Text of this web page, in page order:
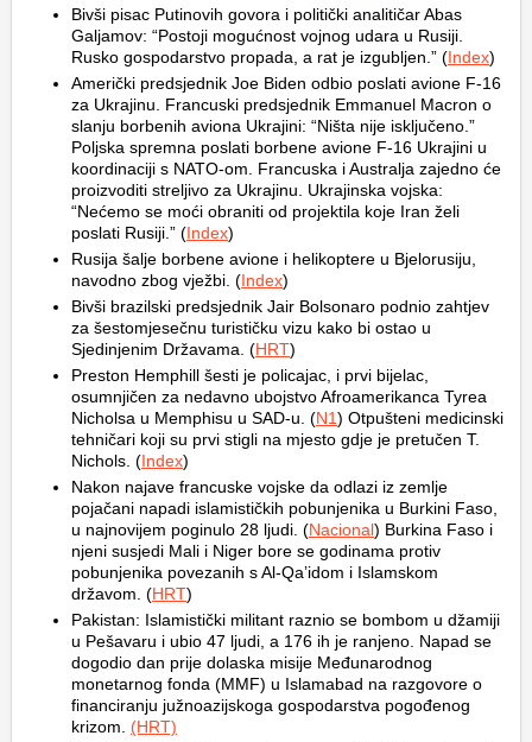
Bivši pisac Putinovih govora i politički analitičar Abas
Galjamov: “Postoji mogućnost vojnog udara u Rusiji.
Rusko gospodarstvo propada, a rat je izgubljen.” (Index)
Američki predsjednik Joe Biden odbio poslati avione F-16
za Ukrajinu. Francuski predsjednik Emmanuel Macron o
slanju borbenih aviona Ukrajini: “Ništa nije isključeno.”
Poljska spremna poslati borbene avione F-16 Ukrajini u
koordinaciji s NATO-om. Francuska i Australja zajedno će
proizvoditi streljivo za Ukrajinu. Ukrajinska vojska:
“Nećemo se moći obraniti od projektila koje Iran želi
poslati Rusiji.” (Index)
Rusija šalje borbene avione i helikoptere u Bjelorusiju,
navodno zbog vježbi. (Index)
Bivši brazilski predsjednik Jair Bolsonaro podnio zahtjev
za šestomjesečnu turističku vizu kako bi ostao u
Sjedinjenim Državama. (HRT)
Preston Hemphill šesti je policajac, i prvi bijelac,
osumnjičen za nedavno ubojstvo Afroamerikanca Tyrea
Nicholsa u Memphisu u SAD-u. (N1) Otpušteni medicinski
tehničari koji su prvi stigli na mjesto gdje je pretučen T.
Nichols. (Index)
Nakon najave francuske vojske da odlazi iz zemlje
pojačani napadi islamističkih pobunjenika u Burkini Faso,
u najnovijem poginulo 28 ljudi. (Nacional) Burkina Faso i
njeni susjedi Mali i Niger bore se godinama protiv
pobunjenika povezanih s Al-Qa’idom i Islamskom
državom. (HRT)
Pakistan: Islamistički militant raznio se bombom u džamiji
u Pešavaru i ubio 47 ljudi, a 176 ih je ranjeno. Napad se
dogodio dan prije dolaska misije Međunarodnog
monetarnog fonda (MMF) u Islamabad na razgovore o
financiranju južnoazijskoga gospodarstva pogođenog
krizom. (HRT)